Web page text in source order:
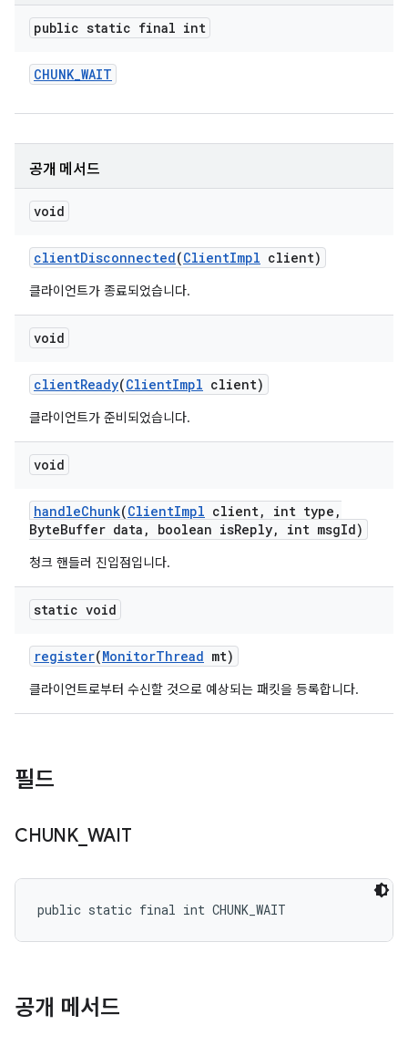
public static final int
CHUNK_WAIT
공개 메서드
void
clientDisconnected(ClientImpl client)
클라이언트가 종료되었습니다.
void
clientReady(ClientImpl client)
클라이언트가 준비되었습니다.
void
handleChunk(ClientImpl client, int type ,
ByteBuffer data , boolean isReply, int msgId)
청크 핸들러 진입점입니다.
static void
register(MonitorThread mt)
클라이언트로부터 수신할 것으로 예상되는 패킷을 등록합니다.
필드
CHUNK_ WAIT
public static final int CHUNK_WAIT
공개 메서드